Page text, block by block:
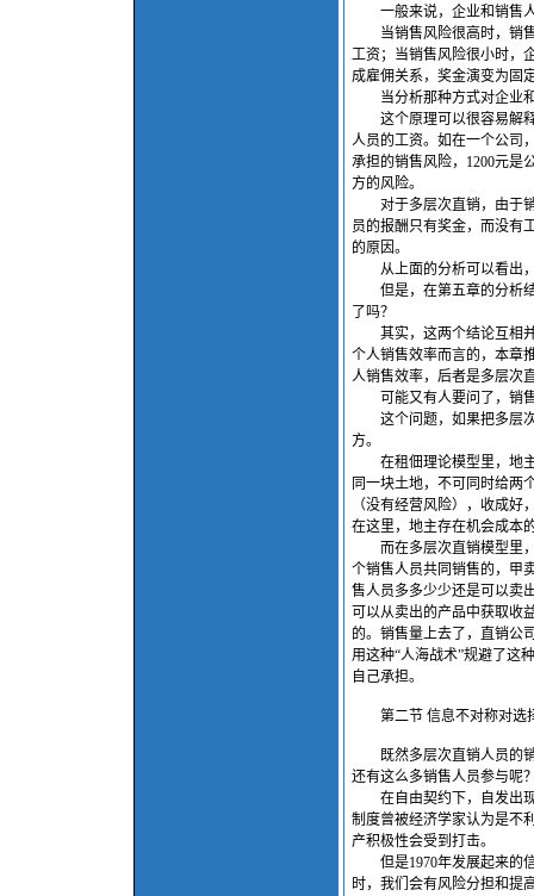
一般来说，企业和销售人
当销售风险很高时，销售
工资；当销售风险很小时，
成雇佣关系，奖金演变为固
当分析那种方式对企业和
这个原理可以很容易解释
人员的工资。如在一个公司
承担的销售风险，1200元是
方的风险。
对于多层次直销，由于销
员的报酬只有奖金，而没有
的原因。
从上面的分析可以看出，
但是，在第五章的分析结
了吗？
其实，这两个结论互相并
个人销售效率而言的，本章
人销售效率，后者是多层次
可能又有人要问了，销售
这个问题，如果把多层次
方。
在租佃理论模型里，地主
同一块土地，不可同时给两
（没有经营风险），收成
在这里，地主存在机会成本
而在多层次直销模型里，
个销售人员共同销售的，甲
售人员多多少少还是可以卖
可以从卖出的产品中获取收
的。销售量上去了，直销公
用这种“人海战术”规避了这
自己承担。
第二节 信息不对称对选
既然多层次直销人员的销
还有这么多销售人员参与呢
在自由契约下，自发出现
制度曾被经济学家认为是不
产积极性会受到打击。
但是1970年发展起来的信
时，我们会有风险分担和提